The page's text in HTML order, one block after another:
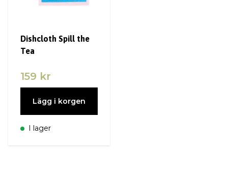
Dishcloth Spill the
Tea
159 kr
Lägg i korgen
I lager